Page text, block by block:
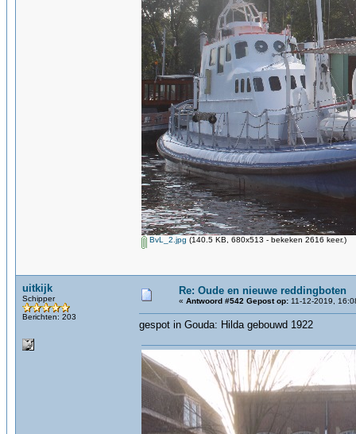
BvL_2.jpg (140.5 KB, 680x513 - bekeken 2616 keer.)
uitkijk
Schipper
Berichten: 203
Re: Oude en nieuwe reddingboten
« Antwoord #542 Gepost op: 11-12-2019,
gespot in Gouda: Hilda gebouwd 1922